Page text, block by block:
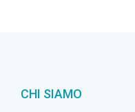
CHI SIAMO